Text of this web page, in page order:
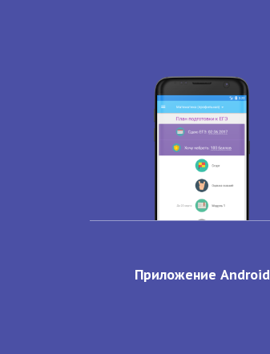
Приложение Android